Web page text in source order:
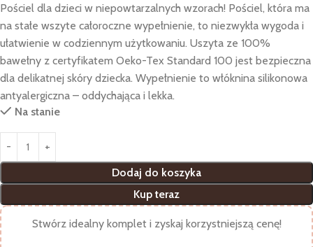
Pościel dla dzieci w niepowtarzalnych wzorach! Pościel, która ma
na stałe wszyte całoroczne wypełnienie, to niezwykła wygoda i
ułatwienie w codziennym użytkowaniu. Uszyta ze 100%
bawełny z certyfikatem Oeko-Tex Standard 100 jest bezpieczna
dla delikatnej skóry dziecka. Wypełnienie to włóknina silikonowa
antyalergiczna – oddychająca i lekka.
Na stanie
Dodaj do koszyka
Kup teraz
Stwórz idealny komplet i zyskaj korzystniejszą cenę!